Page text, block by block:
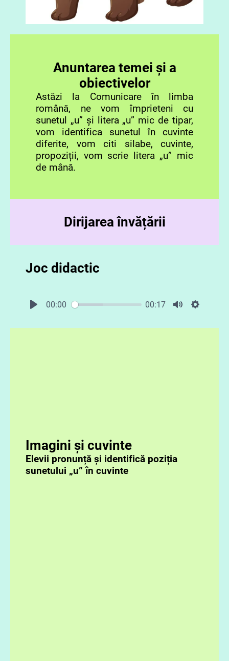
Anuntarea temei și a
obiectivelor
Astăzi la Comunicare în limba
română, ne vom împrieteni cu
sunetul „u” și litera „u” mic de tipar,
vom identifica sunetul în cuvinte
diferite, vom citi silabe, cuvinte,
propoziții, vom scrie litera „u” mic
de mână.
Dirijarea învățării
Joc didactic
00:00 00:17
Imagini și cuvinte
Elevii pronunță și identifică poziția
sunetului „u” în cuvinte